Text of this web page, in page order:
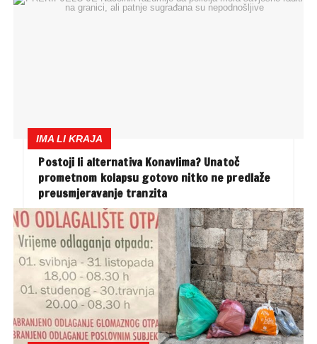
IMA LI KRAJA
Postoji li alternativa Konavlima? Unatoč
prometnom kolapsu gotovo nitko ne predlaže
preusmjeravanje tranzita